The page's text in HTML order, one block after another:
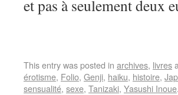
et pas à seulement deux
This entry was posted in archives, livres
érotisme, Folio, Genji, haiku, histoire,
sensualité, sexe, Tanizaki, Yasushi Inoue